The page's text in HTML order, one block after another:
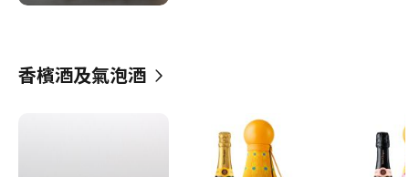
香檳酒及氣泡酒